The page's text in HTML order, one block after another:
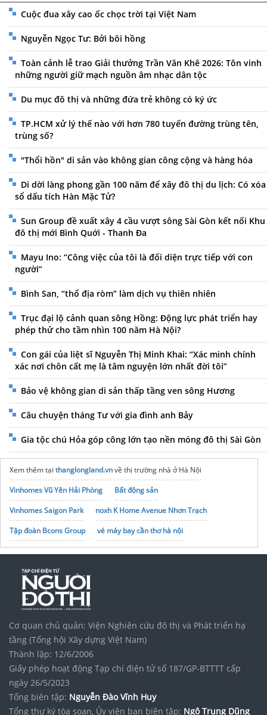
Cuộc đua xây cao ốc chọc trời tại Việt Nam
Nguyễn Ngọc Tư: Bởi bôi hồng
Toàn cảnh lễ trao Giải thưởng Trần Văn Khê 2026: Tôn vinh
những người giữ mạch nguồn âm nhạc dân tộc
Du mục đô thị và những đứa trẻ không có ký ức
TP.HCM xử lý thế nào với hơn 780 tuyến đường trùng tên,
trùng số?
"Thổi hồn" di sản vào không gian công cộng và hàng hóa
Di dời làng phong gần 100 năm để xây đô thị du lịch: Có xóa
sổ dấu tích Hàn Mặc Tử?
Sun Group đề xuất xây 4 cầu vượt sông Sài Gòn kết nối Khu
đô thị mới Bình Quới - Thanh Đa
Mayu Ino: “Công việc của tôi là đối diện trực tiếp với con
người”
Bình San, “thổ địa ròm” làm dịch vụ thiên nhiên
Trục đại lộ cảnh quan sông Hồng: Động lực phát triển hay
phép thử cho tầm nhìn 100 năm Hà Nội?
Con gái của liệt sĩ Nguyễn Thị Minh Khai: “Xác minh chính
xác nơi chôn cất mẹ là tâm nguyện lớn nhất đời tôi”
Bảo vệ không gian di sản thấp tầng ven sông Hương
Câu chuyện tháng Tư với gia đình anh Bảy
Gia tộc chú Hỏa góp công lớn tạo nền móng đô thị Sài Gòn
Xem thêm tại thanglongland.vnvề thị trường nhà ở Hà Nội
Vinhomes Vũ Yên Hải Phòng
Bất động sản
Vinhomes Saigon Park
noxh K Home Avenue Nhơn Trạch
Tập đoàn Bcons Group
vé máy bay cần thơ hà nội
Cơ quan chủ quản: Viện Nghiên cứu đô thị và Phát triển hạ
tầng (Tổng hội Xây dựng Việt Nam)
Thành lập: 12/6/2006
Giấy phép hoạt động Tạp chí điện tử số 187/GP-BTTTT cấp
ngày 26/5/2023
Tổng biên tập: Nguyễn Đào Vĩnh Huy
Tổng thư ký tòa soạn, Ủy viên ban biên tập: Ngô Trung Dũng